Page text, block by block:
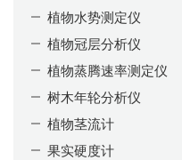
植物水势测定仪
植物冠层分析仪
植物蒸腾速率测定仪
树木年轮分析仪
植物茎流计
果实硬度计